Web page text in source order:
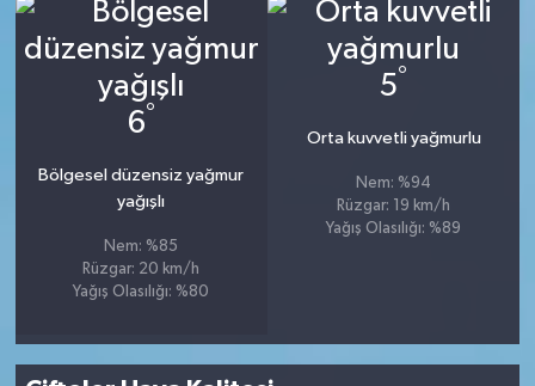
6°
Bölgesel düzensiz yağmur
yağışlı
Nem: %85
Rüzgar: 20 km/h
Yağış Olasılığı: %80
5°
Orta kuvvetli yağmurlu
Nem: %94
Rüzgar: 19 km/h
Yağış Olasılığı: %89